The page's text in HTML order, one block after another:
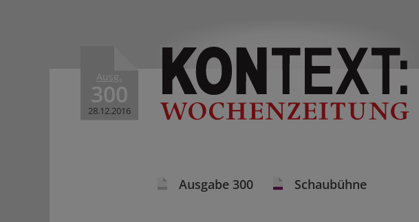
Ausg.
300
28.12.2016
Ausgabe 300 Schaubühne